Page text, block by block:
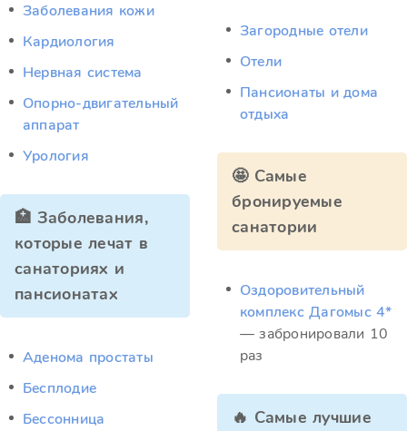
Заболевания кожи
Кардиология
Нервная система
Опорно-двигательный
аппарат
Урология
🏥 Заболевания,
которые лечат в
санаториях и
пансионатах
Аденома простаты
Бесплодие
Бессонница
Загородные отели
Отели
Пансионаты и дома
отдыха
🤩 Самые
бронируемые
санатории
Оздоровительный
комплекс Дагомыс 4*
— забронировали 10
раз
🔥 Самые лучшие